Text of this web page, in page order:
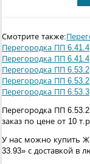
Смотрите также:
Перегородка ПП
Перегородка ПП
Перегородка ПП
Перегородка ПП
Перегородка ПП
Перегородка ПП
заказ по цене от 10
У нас можно купить
33.93» с доставкой в